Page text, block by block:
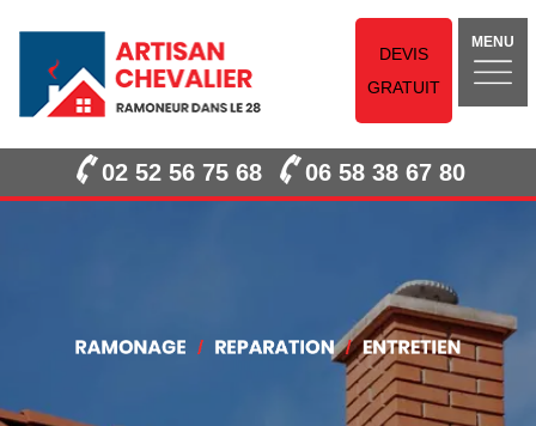
DEVIS
GRATUIT
MENU
02 52 56 75 68 06 58 38 67 80